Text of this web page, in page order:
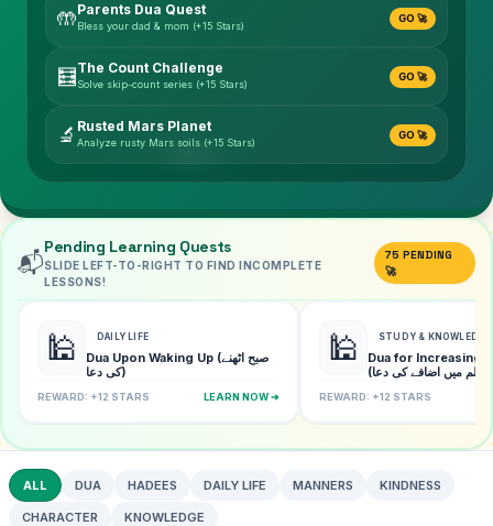
☁️
🤲Parents Dua Quest
Bless your dad & mom (+15 Stars)
GO 🚀
🧮The Count Challenge
Solve skip-count series (+15 Stars)
GO 🚀
🔬 Rusted Mars Planet
Analyze rusty Mars soils (+15 Stars)
GO 🚀
📬
Pending Learning Quests
SLIDE LEFT-TO-RIGHT TO FIND INCOMPLETE
LESSONS!
75 PENDING
🚀
🕌 DAILY LIFE
Dua Upon Waking Up (صبح اٹھنے
کی دعا)
REWARD: +12 STARS LEARN NOW ➔
🕌 STUDY & KNOWLEDGE
Dua for Increasing
REWARD: +12 STARS
ALL DUA HADEES DAILY LIFE MANNERS KINDNESS
CHARACTER KNOWLEDGE